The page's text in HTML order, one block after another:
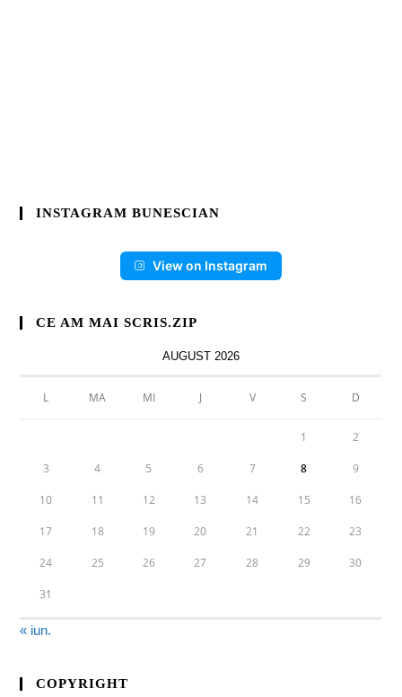
INSTAGRAM BUNESCIAN
View on Instagram
CE AM MAI SCRIS.ZIP
AUGUST 2026
L MA MI J V S D
1 2
3 4 5 6 7 8 9
10 11 12 13 14 15 16
17 18 19 20 21 22 23
24 25 26 27 28 29 30
31
« iun.
COPYRIGHT